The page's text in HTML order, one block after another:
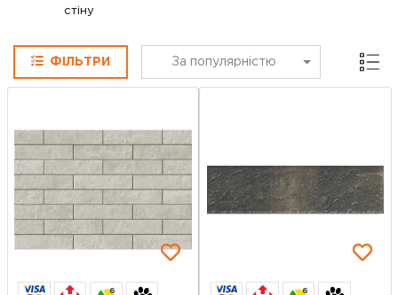
стіну
ФІЛЬТРИ За популярністю Сітка
6 6